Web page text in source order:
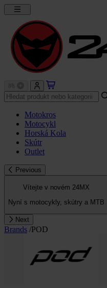
Motokros
Motocykl
Horská Kola
Skútr
Outlet
Previous
Vítejte v novém 24MX
Nyní s motocykly, skútry a MTB
Next
Brands /POD